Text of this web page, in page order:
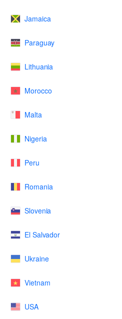
Jamaica
Paraguay
Lithuania
Morocco
Malta
Nigeria
Peru
Romania
Slovenia
El Salvador
Ukraine
Vietnam
USA